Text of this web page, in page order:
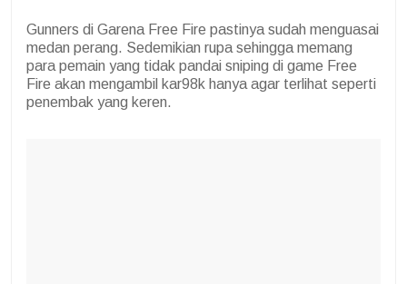
Gunners di Garena Free Fire pastinya sudah menguasai
medan perang. Sedemikian rupa sehingga memang
para pemain yang tidak pandai sniping di game Free
Fire akan mengambil kar98k hanya agar terlihat seperti
penembak yang keren.